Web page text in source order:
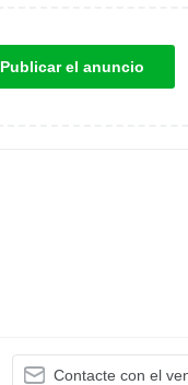
Publicar el anuncio
Contacte con el